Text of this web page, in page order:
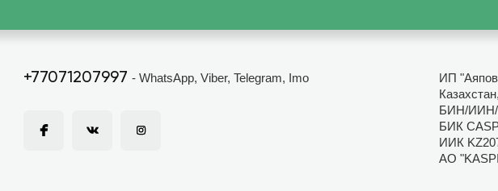
+77071207997 - WhatsApp, Viber, Telegram, Imo
ИП
Казахстан,
БИН/ИИН/
БИК
ИИК
АО